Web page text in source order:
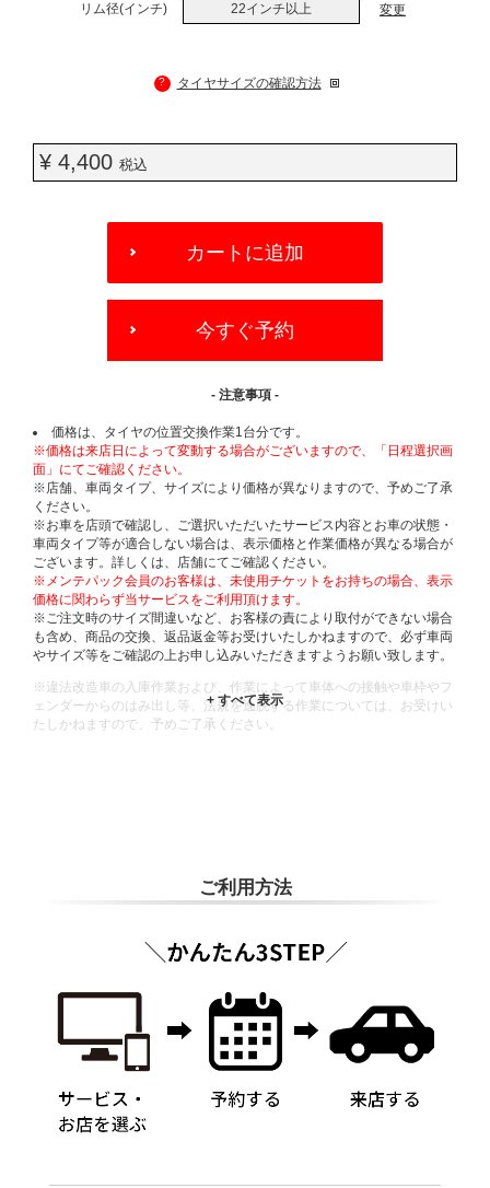
リム径(インチ) 22インチ以上 変更
? タイヤサイズの確認方法
¥ 4,400 税込
OPTIONS
カートに追加
今すぐ予約
- 注意事項 -
価格は、タイヤの位置交換作業1台分です。
※価格は来店日によって変動する場合がございますので、「日程選択画
面」にてご確認ください。
※店舗、車両タイプ、サイズにより価格が異なりますので、予めご了承
ください。
※お車を店頭で確認し、ご選択いただいたサービス内容とお車の状態・
車両タイプ等が適合しない場合は、表示価格と作業価格が異なる場合が
ございます。詳しくは、店舗にてご確認ください。
※メンテパック会員のお客様は、未使用チケットをお持ちの場合、表示
価格に関わらず当サービスをご利用頂けます。
※ご注文時のサイズ間違いなど、お客様の責により取付ができない場合
も含め、商品の交換、返品返金等お受けいたしかねますので、必ず車両
やサイズ等をご確認の上お申し込みいただきますようお願い致します。
※違法改造車の入庫作業および、作業によって車体への接触や車枠やフ
ェンダーからのはみ出し等、法規を逸脱する作業については、お受けい
たしかねますので、予めご了承ください。
ご利用方法